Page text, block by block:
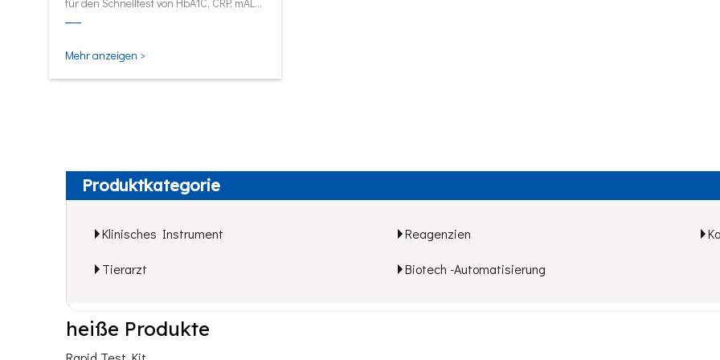
und SAA.
Mehr anzeigen >
Produktkategorie
Klinisches Instrument Reagenzien
Tierarzt Biotech -Automatisierung
heiße Produkte